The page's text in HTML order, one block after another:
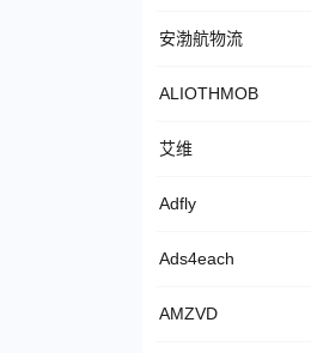
安渤航物流
ALIOTHMOB
艾维
Adfly
Ads4each
AMZVD